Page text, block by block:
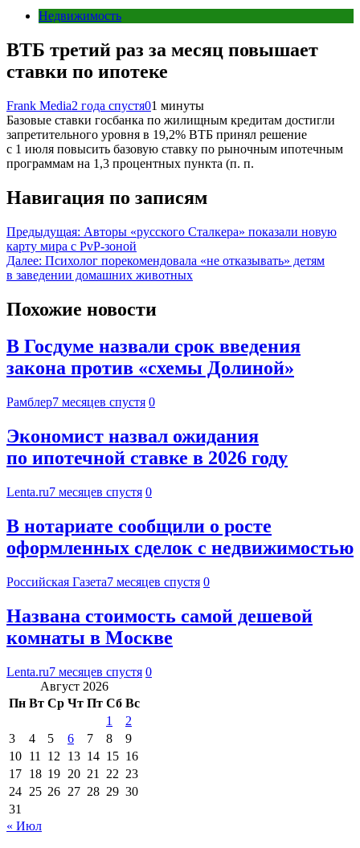
Недвижимость
ВТБ третий раз за месяц повышает
ставки по ипотеке
Frank Media2 года спустя01 минуты
Базовые ставки госбанка по жилищным кредитам достигли
запретительного уровня в 19,2% ВТБ принял решение
с 1 июля повысить базовую ставку по рыночным ипотечным
программам на 1,3 процентных пункта (п. п.
Навигация по записям
Предыдущая: Авторы «русского Сталкера» показали новую
карту мира с PvP-зоной
Далее: Психолог порекомендовала «не отказывать» детям
в заведении домашних животных
Похожие новости
В Госдуме назвали срок введения
закона против «схемы Долиной»
Рамблер7 месяцев спустя 0
Экономист назвал ожидания
по ипотечной ставке в 2026 году
Lenta.ru7 месяцев спустя 0
В нотариате сообщили о росте
оформленных сделок с недвижимостью
Российская Газета7 месяцев спустя 0
Названа стоимость самой дешевой
комнаты в Москве
Lenta.ru7 месяцев спустя 0
Август 2026
Пн Вт Ср Чт Пт Сб Вс
1
2
3
4 5 6 7 8
9
10 11 12 13 14 15 16
17 18 19 20 21 22 23
24 25 26 27 28 29 30
31
« Июл